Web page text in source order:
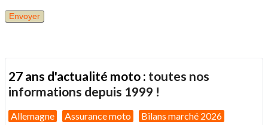
27 ans d'actualité moto : toutes nos
informations depuis 1999 !
Allemagne Assurance moto Bilans marché 2026